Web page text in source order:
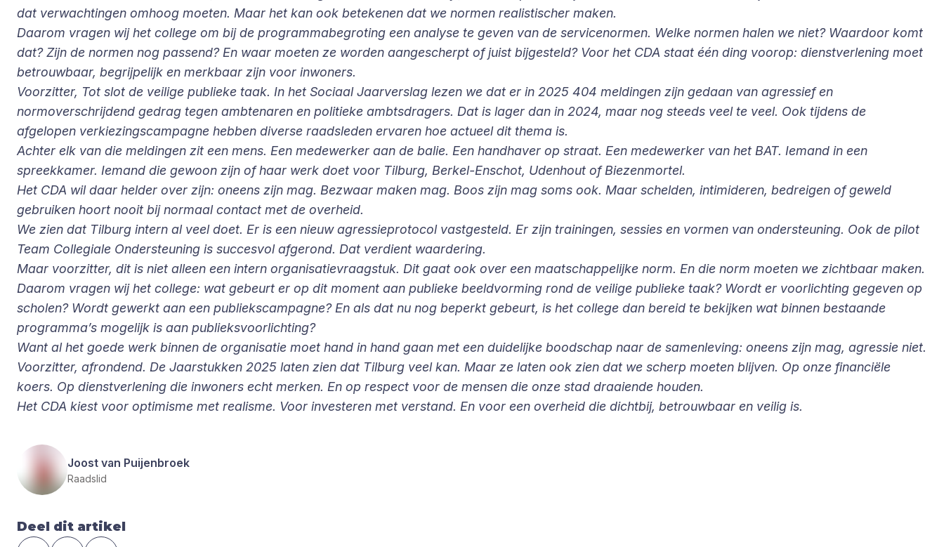
dat verwachtingen omhoog moeten. Maar het kan ook betekenen dat we normen realistischer maken.
Daarom vragen wij het college om bij de programmabegroting een analyse te geven van de servicenormen. Welke normen halen we niet? Waardoor komt
dat? Zijn de normen nog passend? En waar moeten ze worden aangescherpt of juist bijgesteld? Voor het CDA staat één ding voorop: dienstverlening moet
betrouwbaar, begrijpelijk en merkbaar zijn voor inwoners.
Voorzitter, Tot slot de veilige publieke taak. In het Sociaal Jaarverslag lezen we dat er in 2025 404 meldingen zijn gedaan van agressief en
normoverschrijdend gedrag tegen ambtenaren en politieke ambtsdragers. Dat is lager dan in 2024, maar nog steeds veel te veel. Ook tijdens de
afgelopen verkiezingscampagne hebben diverse raadsleden ervaren hoe actueel dit thema is.
Achter elk van die meldingen zit een mens. Een medewerker aan de balie. Een handhaver op straat. Een medewerker van het BAT. Iemand in een
spreekkamer. Iemand die gewoon zijn of haar werk doet voor Tilburg, Berkel-Enschot, Udenhout of Biezenmortel.
Het CDA wil daar helder over zijn: oneens zijn mag. Bezwaar maken mag. Boos zijn mag soms ook. Maar schelden, intimideren, bedreigen of geweld
gebruiken hoort nooit bij normaal contact met de overheid.
We zien dat Tilburg intern al veel doet. Er is een nieuw agressieprotocol vastgesteld. Er zijn trainingen, sessies en vormen van ondersteuning. Ook de pilot
Team Collegiale Ondersteuning is succesvol afgerond. Dat verdient waardering.
Maar voorzitter, dit is niet alleen een intern organisatievraagstuk. Dit gaat ook over een maatschappelijke norm. En die norm moeten we zichtbaar maken.
Daarom vragen wij het college: wat gebeurt er op dit moment aan publieke beeldvorming rond de veilige publieke taak? Wordt er voorlichting gegeven op
scholen? Wordt gewerkt aan een publiekscampagne? En als dat nu nog beperkt gebeurt, is het college dan bereid te bekijken wat binnen bestaande
programma’s mogelijk is aan publieksvoorlichting?
Want al het goede werk binnen de organisatie moet hand in hand gaan met een duidelijke boodschap naar de samenleving: oneens zijn mag, agressie niet.
Voorzitter, afrondend. De Jaarstukken 2025 laten zien dat Tilburg veel kan. Maar ze laten ook zien dat we scherp moeten blijven. Op onze financiële
koers. Op dienstverlening die inwoners echt merken. En op respect voor de mensen die onze stad draaiende houden.
Het CDA kiest voor optimisme met realisme. Voor investeren met verstand. En voor een overheid die dichtbij, betrouwbaar en veilig is.
Joost van Puijenbroek
Raadslid
Deel dit artikel